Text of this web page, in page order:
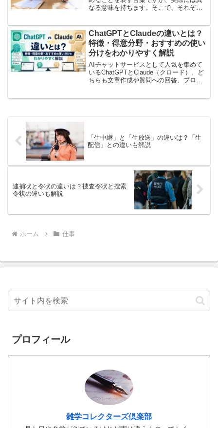
なる意味を持ちます。そこで、それぞれ
分の意思で会社を辞めること" です。・新
しい仕事に挑戦し...
ChatGPTとClaudeの違いとは？
特徴・得意分野・おすすめの使い
分けをわかりやすく解説
AIチャットサービスとして人気を集めて
いるChatGPTとClaude（クロード）。ど
ちらも文章作成や質問への回答、プログ
「生中継」と「生放送」の違いは？「生
配信」との違いも解説
逮捕状と令状の違いは？捜査令状と捜索
令状の違いも解説
ホーム 仕事
プロフィール
雑学コレクターズ倶楽部